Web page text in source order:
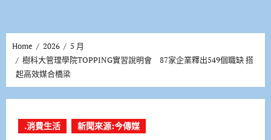
Home 2026
5 月
樹科大管理學院TOPPING實習說明會 87家企業釋出549個職缺 搭
起高效媒合橋梁
.消費生活 新聞來源:今傳媒